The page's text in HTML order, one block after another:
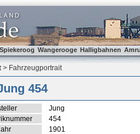
Spiekeroog Wangerooge Halligbahnen
> Fahrzeugportrait
454
Jung
454
1901